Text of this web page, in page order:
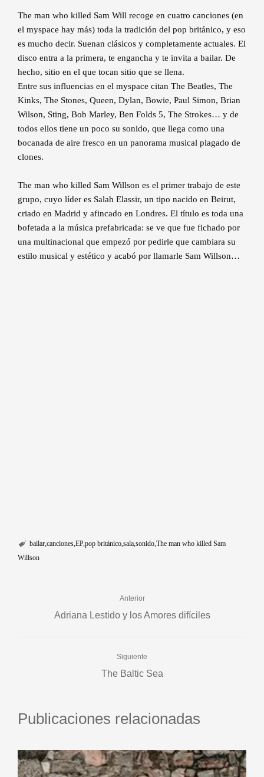
The man who killed Sam Will recoge en cuatro canciones (en
el myspace hay más) toda la tradición del pop británico, y eso
es mucho decir. Suenan clásicos y completamente actuales. El
disco entra a la primera, te engancha y te invita a bailar. De
hecho, sitio en el que tocan sitio que se llena.
Entre sus influencias en el myspace citan The Beatles, The
Kinks, The Stones, Queen, Dylan, Bowie, Paul Simon, Brian
Wilson, Sting, Bob Marley, Ben Folds 5, The Strokes… y de
todos ellos tiene un poco su sonido, que llega como una
bocanada de aire fresco en un panorama musical plagado de
clones.
The man who killed Sam Willson es el primer trabajo de este
grupo, cuyo líder es Salah Elassir, un tipo nacido en Beirut,
criado en Madrid y afincado en Londres. El título es toda una
bofetada a la música prefabricada: se ve que fue fichado por
una multinacional que empezó por pedirle que cambiara su
estilo musical y estético y acabó por llamarle Sam Willson…
bailar canciones EP pop británico sala sonido The man who killed Sam
Willson
Anterior
Adriana Lestido y los Amores difíciles
Siguiente
The Baltic Sea
Publicaciones relacionadas